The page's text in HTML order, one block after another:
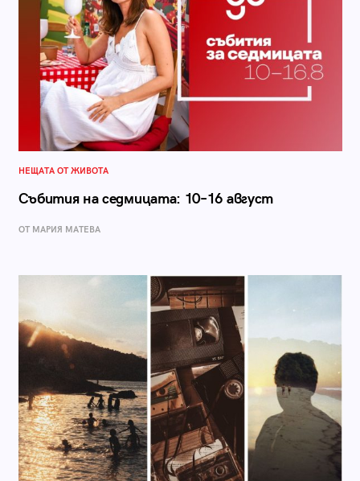
НЕЩАТА ОТ ЖИВОТА
Събития на седмицата: 10–16 август
ОТ МАРИЯ МАТЕВА